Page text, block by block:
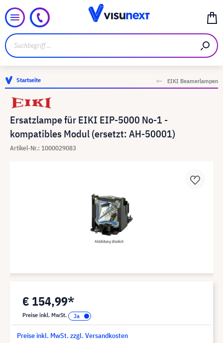
Startseite EIKI Beamerlampen
Ersatzlampe für EIKI EIP-5000 No-1 -
kompatibles Modul (ersetzt: AH-50001)
Artikel-Nr.: 1000029083
€ 154,99*
Preise inkl. MwSt.
Preise inkl. MwSt. zzgl. Versandkosten